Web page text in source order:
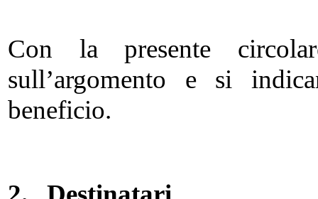
Con la presente
sull’argomento e si
beneficio.